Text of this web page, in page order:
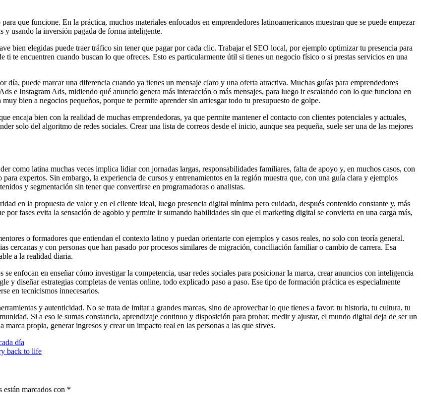
que funcione. En la práctica, muchos materiales enfocados en emprendedores latinoamericanos muestran que se puede empezar
y usando la inversión pagada de forma inteligente.
bien elegidas puede traer tráfico sin tener que pagar por cada clic. Trabajar el SEO local, por ejemplo optimizar tu presencia para
ti te encuentren cuando buscan lo que ofreces. Esto es particularmente útil si tienes un negocio físico o si prestas servicios en una
puede marcar una diferencia cuando ya tienes un mensaje claro y una oferta atractiva. Muchas guías para emprendedores
e Instagram Ads, midiendo qué anuncio genera más interacción o más mensajes, para luego ir escalando con lo que funciona en
bien a negocios pequeños, porque te permite aprender sin arriesgar todo tu presupuesto de golpe.
encaja bien con la realidad de muchas emprendedoras, ya que permite mantener el contacto con clientes potenciales y actuales,
solo del algoritmo de redes sociales. Crear una lista de correos desde el inicio, aunque sea pequeña, suele ser una de las mejores
como latina muchas veces implica lidiar con jornadas largas, responsabilidades familiares, falta de apoyo y, en muchos casos, con
expertos. Sin embargo, la experiencia de cursos y entrenamientos en la región muestra que, con una guía clara y ejemplos
y segmentación sin tener que convertirse en programadoras o analistas.
en la propuesta de valor y en el cliente ideal, luego presencia digital mínima pero cuidada, después contenido constante y, más
fases evita la sensación de agobio y permite ir sumando habilidades sin que el marketing digital se convierta en una carga más,
o formadores que entiendan el contexto latino y puedan orientarte con ejemplos y casos reales, no solo con teoría general.
cercanas y con personas que han pasado por procesos similares de migración, conciliación familiar o cambio de carrera. Esa
a la realidad diaria.
enfocan en enseñar cómo investigar la competencia, usar redes sociales para posicionar la marca, crear anuncios con inteligencia
diseñar estrategias completas de ventas online, todo explicado paso a paso. Ese tipo de formación práctica es especialmente
en tecnicismos innecesarios.
y autenticidad. No se trata de imitar a grandes marcas, sino de aprovechar lo que tienes a favor: tu historia, tu cultura, tu
Si a eso le sumas constancia, aprendizaje continuo y disposición para probar, medir y ajustar, el mundo digital deja de ser un
propia, generar ingresos y crear un impacto real en las personas a las que sirves.
día
back to life
marcados con *